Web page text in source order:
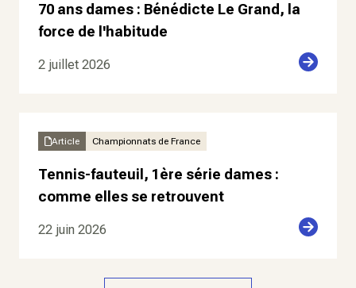
70 ans dames : Bénédicte Le Grand, la
force de l'habitude
2 juillet 2026
Article Championnats de France
Tennis-fauteuil, 1ère série dames :
comme elles se retrouvent
22 juin 2026